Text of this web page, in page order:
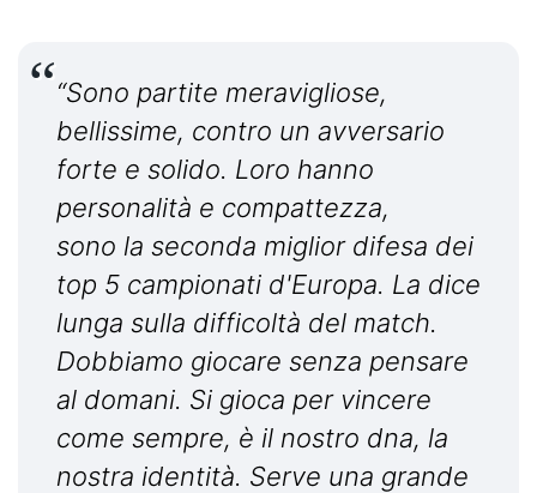
“Sono partite meravigliose,
bellissime, contro un avversario
forte e solido. Loro hanno
personalità e compattezza,
sono la seconda miglior difesa dei
top 5 campionati d'Europa. La dice
lunga sulla difficoltà del match.
Dobbiamo giocare senza pensare
al domani. Si gioca per vincere
come sempre, è il nostro dna, la
nostra identità. Serve una grande